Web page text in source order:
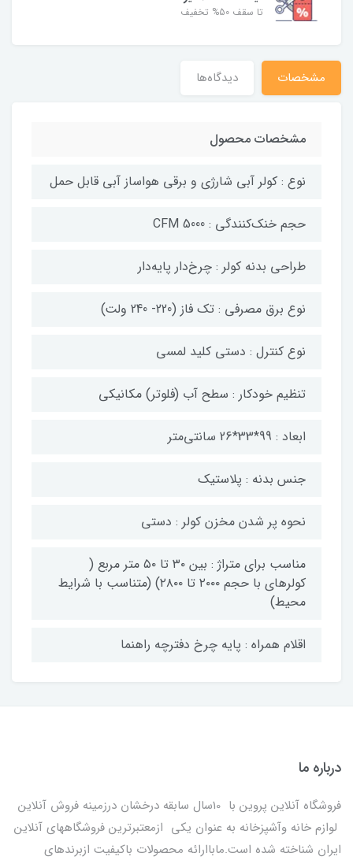
تا سقف 50% تخفیف
مشخصات دیدگاه‌ها
مشخصات محصول
نوع : کولر آبی شارژی و برقی هواساز آبی قابل حمل
حجم خنک‌کنندگی : 5000 CFM
طراحی بدنه کولر : چرخ‌دار پایه‌دار
نوع برق مصرفی : تک فاز (220- 240 ولت)
نوع کنترل : دستی کلید لمسی
تنظیم خودکار : سطح آب (فلوتر) مکانیکی
ابعاد : 99*33*26 سانتی‌متر
جنس بدنه : پلاستیک
نحوه پر شدن مخزن کولر : دستی
مناسب برای متراژ : بین ۳۰ تا ۵۰ متر مربع (
کولرهای با حجم ۲۰۰۰ تا ۲۸۰۰) (متناسب با شرایط
محیط)
اقلام همراه : پایه چرخ دفترچه راهنما
درباره ما
فروشگاه آنلاین پروین با 10سال سابقه درخشان درزمینه فروش آنلاین
لوازم خانه وآشپزخانه به عنوان یکی ازمعتبرترین فروشگاههای آنلاین
ایران شناخته شده است.ماباارائه محصولات باکیفیت ازبرندهای